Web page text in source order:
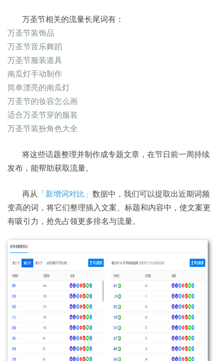
万圣节相关的流量长尾词有：
万圣节装饰品
万圣节音乐舞蹈
万圣节服装道具
南瓜灯手动制作
简单漂亮的南瓜灯
万圣节的妆容怎么画
适合万圣节穿的服装
万圣节装扮角色大全
将这些话题整理并制作成专题文章，在节日前一周持续
发布，能帮助获取流量。
再从 「新增词对比」 数据中，我们可以提取出近期词频
变高的词，将它们整理插入文案、标题和内容中，使文案更
有吸引力，抢先占领更多排名与流量。